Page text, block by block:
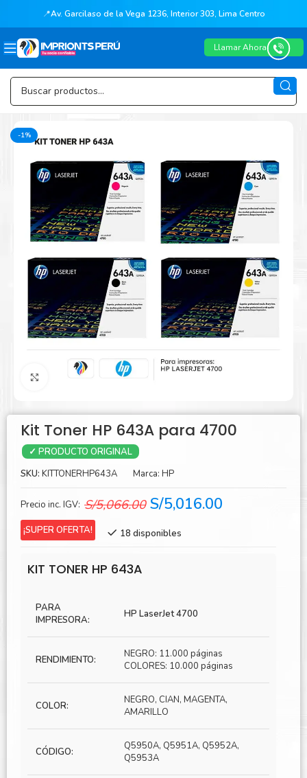
📍Av. Garcilaso de la Vega 1236, Interior 303, Lima Centro
Llamar Ahora
-1%
Agrandar
Kit Toner HP 643A para 4700
✓ PRODUCTO ORIGINAL
SKU: KITTONERHP643A Marca: HP
Precio inc. IGV: S/5,066.00 El
original
S/5,016.00
¡SUPER OFERTA! 18 disponibles
KIT TONER HP 643A
PARA
IMPRESORA:
HP LaserJet 4700
RENDIMIENTO:
NEGRO: 11.000 páginas
COLORES: 10.000 páginas
COLOR:
NEGRO, CIAN, MAGENTA,
AMARILLO
CÓDIGO:
Q5950A, Q5951A, Q5952A,
Q5953A